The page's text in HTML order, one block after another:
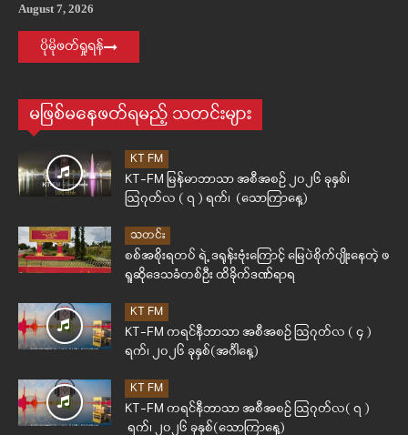
August 7, 2026
ပိုမိုဖတ်ရှုရန်
မဖြစ်မနေဖတ်ရမည့် သတင်းများ
KT FM
KT-FM မြန်မာဘာသာ အစီအစဉ် ၂၀၂၆ ခုနှစ်၊
ဩဂုတ်လ ( ၇ ) ရက်၊ (သောကြာနေ့)
သတင်း
စစ်အစိုးရတပ် ရဲ့ ဒရုန်းဗုံးကြောင့် မြေပဲစိုက်ပျိုးနေတဲ့ ဖ
ရူဆိုဒေသခံတစ်ဦး ထိခိုက်ဒဏ်ရာရ
KT FM
KT-FM ကရင်နီဘာသာ အစီအစဉ် ဩဂုတ်လ ( ၄ )
ရက်၊ ၂၀၂၆ ခုနှစ်(အင်္ဂါနေ့)
KT FM
KT-FM ကရင်နီဘာသာ အစီအစဉ် ဩဂုတ်လ( ၇ )
ရက်၊ ၂၀၂၆ ခုနှစ်(သောကြာနေ့)